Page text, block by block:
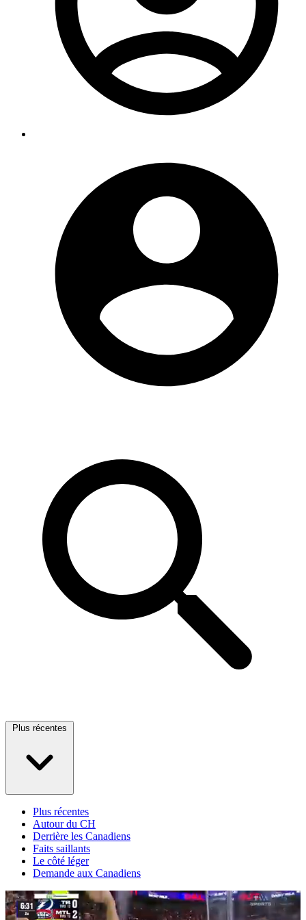
Plus récentes
Plus récentes
Autour du CH
Derrière les Canadiens
Faits saillants
Le côté léger
Demande aux Canadiens